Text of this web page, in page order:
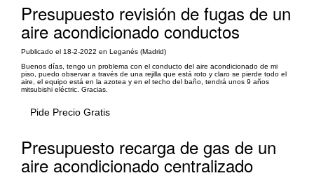
Presupuesto revisión de fugas de un
aire acondicionado conductos
Publicado el 18-2-2022 en Leganés (Madrid)
Buenos días, tengo un problema con el conducto del aire acondicionado de mi
piso, puedo observar a través de una rejilla que está roto y claro se pierde todo el
aire, el equipo está en la azotea y en el techo del baño, tendrá unos 9 años
mitsubishi eléctric. Gracias.
Pide Precio Gratis
Presupuesto recarga de gas de un
aire acondicionado centralizado